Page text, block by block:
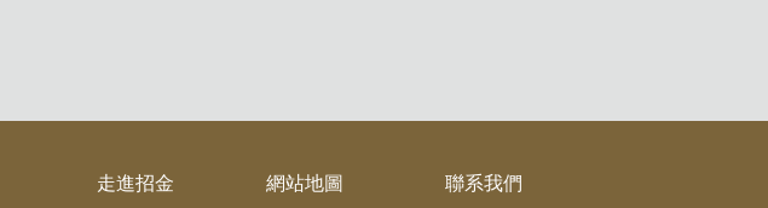
走進招金 網站地圖 聯系我們